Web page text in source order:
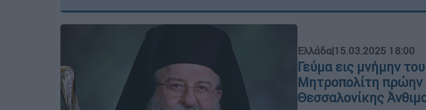
Ελλάδα|15.03.2025 18:00
Γεύμα εις μνήμην
Μητροπολίτη πρώην
Θεσσαλονίκης